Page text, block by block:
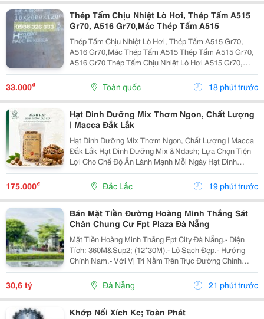
Thép Tấm Chịu Nhiệt Lò Hơi, Thép Tấm A515
Gr70, A516 Gr70,Mác Thép Tấm A515
Thép Tấm Chịu Nhiệt Lò Hơi, Thép Tấm A515 Gr70,
A516 Gr70,Mác Thép Tấm A515 Thép Tấm A515 Gr70,
A516 Gr70 Thép Tấm Chịu Nhiệt Lò Hơi A515 Gr70,
A516 Gr70,20Mm,25Mm Thép Tấm Lò Hơi A515 Gr70
Là Loại Thép Hợp Kim Carbon-Silicon Chất Lượng
33.000₫ Toàn quốc 18 phút trước
Hạt Dinh Dưỡng Mix Thơm Ngon, Chất Lượng
| Macca Đắk Lắk
Hạt Dinh Dưỡng Mix Thơm Ngon, Chất Lượng | Macca
Đắk Lắk Hạt Dinh Dưỡng Mix &Ndash; Lựa Chọn Tiện
Lợi Cho Chế Độ Ăn Lành Mạnh Mỗi Ngày Hạt Dinh
Dưỡng Mix Là Sự Kết Hợp Của Nhiều Loại Hạt Giàu
Dưỡng Chất, Mang Đến Hương Vị Thơm Ngon Và Tiện
175.000₫ Đắc Lắc 19 phút trước
Bán Mặt Tiền Đường Hoàng Minh Thắng Sát
Chân Chung Cư Fpt Plaza Đà Nẵng
Mặt Tiền Hoàng Minh Thắng Fpt City Đà Nẵng.- Diện
Tích: 360M&Sup2; (12*30M).- Lô Sạch Đẹp.- Hướng
Chính Nam.- Với Vị Trí Nằm Trên Trục Đường Chính
Thông Từ Sân Bay Quốc Tế Đà Nẵng Ra Đến Bãi Tắm
Tân Trà. Là Một Trong Những Tuyến Đường Huyết Mạch
30,6 tỷ Đà Nẵng 21 phút trước
Khớp Nối Xích Kc; Toàn Phát